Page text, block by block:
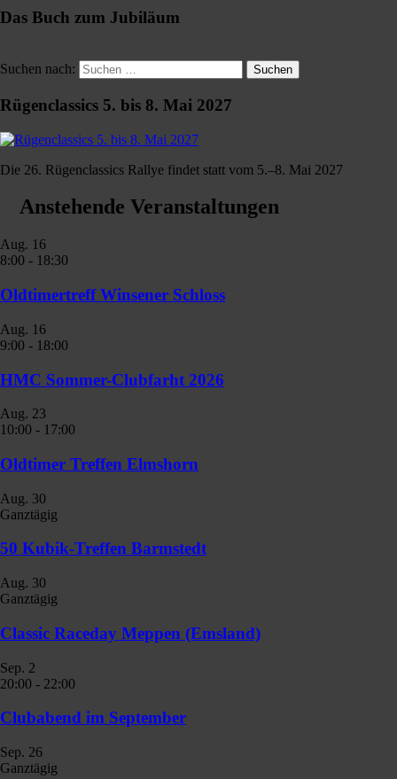
Das Buch zum Jubiläum
Suchen nach: Suchen
Rügenclassics 5. bis 8. Mai 2027
Die 26. Rügenclassics Rallye findet statt vom 5.–8. Mai 2027
Anstehende Veranstaltungen
Aug. 16
8:00 - 18:30
Oldtimertreff Winsener Schloss
Aug. 16
9:00 - 18:00
HMC Sommer-Clubfarht 2026
Aug. 23
10:00 - 17:00
Oldtimer Treffen Elmshorn
Aug. 30
Ganztägig
50 Kubik-Treffen Barmstedt
Aug. 30
Ganztägig
Classic Raceday Meppen (Emsland)
Sep. 2
20:00 - 22:00
Clubabend im September
Sep. 26
Ganztägig